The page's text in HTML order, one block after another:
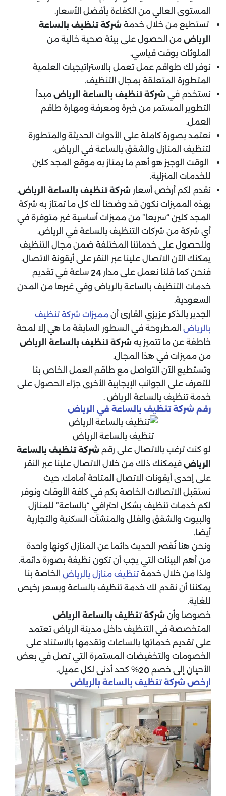
المستوى العالي من الكفاءة بأفضل الأسعار.
تستطيع من خلال خدمة شركة تنظيف بالساعة
الرياض من الحصول على بيئة صحية خالية من
الملوثات بوقت قياسي.
نوفر لك طواقم عمل تعمل بالاستراتيجيات العلمية
المتطورة المتعلقة بمجال التنظيف.
نستخدم في شركة تنظيف بالساعة الرياض مبدأ
التطوير المستمر من خبرة ومعرفة ومهارة طاقم
العمل.
نعتمد بصورة كاملة على الأدوات الحديثة والمتطورة
لتنظيف المنازل والشقق بالساعة في الرياض.
الوقت الوجيز هو أهم ما يمتاز به موقع المجد كلين
للخدمات المنزلية.
نقدم لكم أرخص أسعار شركة تنظيف بالساعة الرياض.
بهذه المميزات نكون قد وضحنا لك كل ما تمتاز به شركة
المجد كلين “سريعا” من مميزات أساسية غير متوفرة في
أي شركة من شركات التنظيف بالساعة في الرياض.
وللحصول على خدماتنا المختلفة ضمن مجال التنظيف
يمكنك الآن الاتصال علينا عبر النقر على أيقونة الاتصال.
فنحن كما قلنا نعمل على مدار 24 ساعة في تقديم
خدمات التنظيف بالساعة بالرياض وفي غيرها من المدن
السعودية.
الجدير بالذكر عزيزي القارئ أن مميزات شركة تنظيف
بالرياض المطروحة في السطور السابقة ما هي إلا لمحة
خاطفة عن ما تتميز به شركة تنظيف بالساعة الرياض
من مميزات في هذا المجال.
وتستطيع الآن التواصل مع طاقم العمل الخاص بنا
للتعرف على الجوانب الإيجابية الأخرى جرّاء الحصول على
خدمة تنظيف بالساعة الرياض .
رقم شركة تنظيف بالساعة في الرياض
تنظيف بالساعة الرياض
لو كنت ترغب بالاتصال على رقم شركة تنظيف بالساعة
الرياض فيمكنك ذلك من خلال الاتصال علينا عبر النقر
على إحدى أيقونات الاتصال المتاحة أمامك. حيث
نستقبل الاتصالات الخاصة بكم في كافة الأوقات ونوفر
لكم خدمات تنظيف بشكل احترافي “بالساعة” للمنازل
والبيوت والشقق والفلل والمنشآت السكنية والتجارية
أيضا.
ونحن هنا نُقصر الحديث دائما عن المنازل كونها واحدة
من أهم البيئات التي يجب أن تكون نظيفة بصورة دائمة.
ولذا من خلال خدمة تنظيف منازل بالرياض الخاصة بنا
يمكننا أن نقدم لك خدمة تنظيف بالساعة وبسعر رخيص
للغاية.
خصوصا وأن شركة تنظيف بالساعة الرياض
المتخصصة في التنظيف داخل مدينة الرياض تعتمد
على تقديم خدماتها بالساعات وتقدمها بالاستناد على
الخصومات والتخفيضات المستمرة التي تصل في بعض
الأحيان إلى خصم 20% كحد أدنى لكل عميل.
ارخص شركة تنظيف بالساعة بالرياض